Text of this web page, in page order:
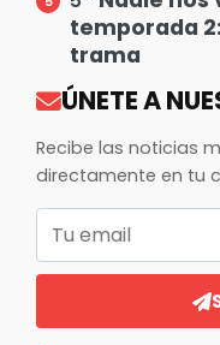
temporada
trama
ÚNETE A
Recibe las noticias
directamente en tu
Correo electrónico